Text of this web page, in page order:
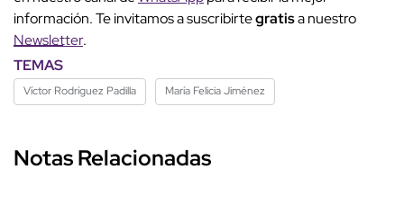
información. Te invitamos a suscribirtegratisa nuestro
Newsletter.
TEMAS
Víctor Rodríguez Padilla María Felicia Jiménez
Notas Relacionadas